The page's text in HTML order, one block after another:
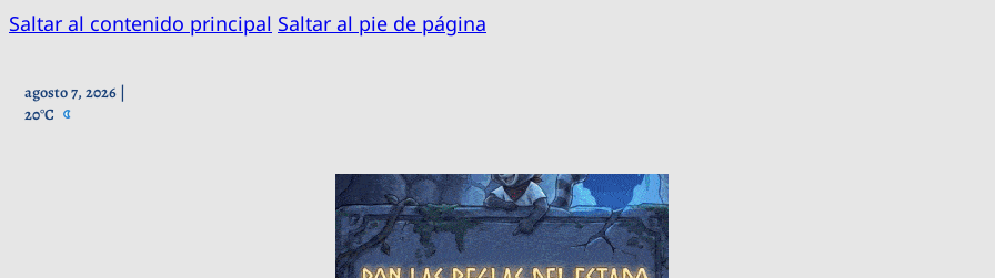
Saltar al contenido principal Saltar al pie de página
agosto 7, 2026 |
20°C